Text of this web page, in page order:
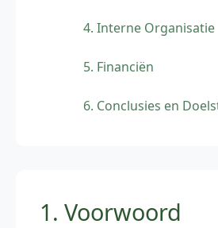
4. Interne Organisatie
5. Financiën
6. Conclusies en
1. Voorwoord